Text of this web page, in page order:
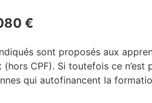
€
sont proposés aux
CPF). Si toutefois ce
qui autofinancent la